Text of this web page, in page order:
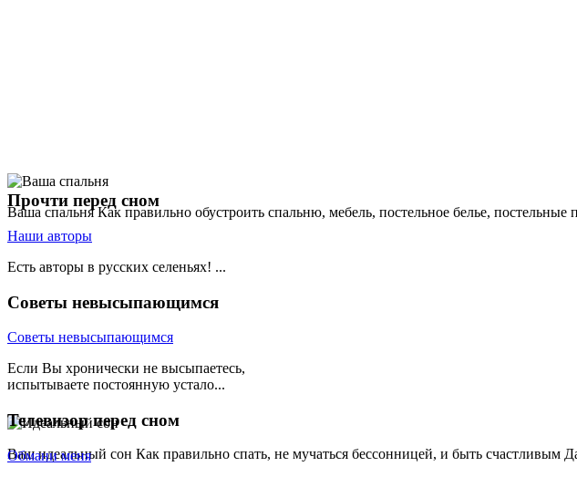
Ваша спальняКак правильно обустроить спальню, мебель, постельное белье,
Ваш идеальный сон Как правильно спать, не мучаться бессонницей, и быть счастливым
Прочти перед сном
Наши авторы
Есть авторы в русских селеньях! ...
Советы невысыпающимся
Советы невысыпающимся
Если Вы хронически не высыпаетесь,
испытываете постоянную устало...
Телевизорперед сном
Обмани меня